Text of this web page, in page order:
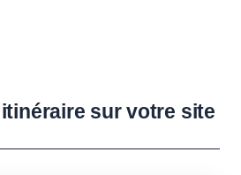
sur votre site